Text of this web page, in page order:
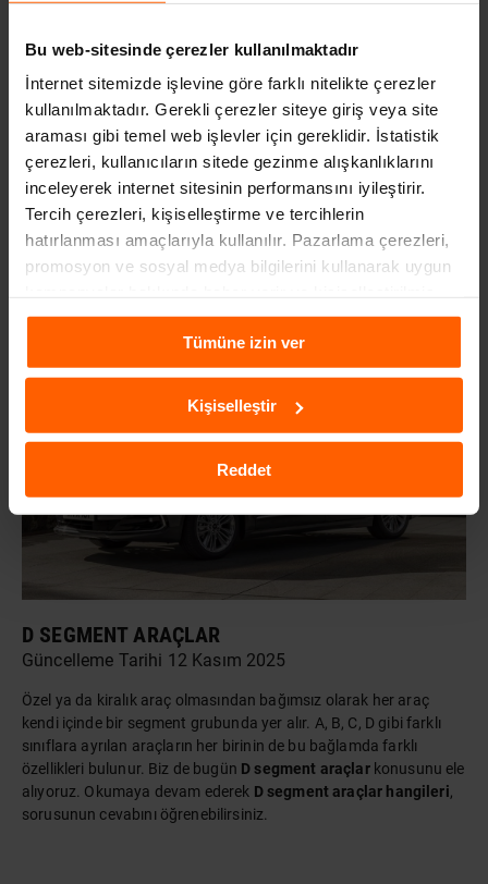
Bu web-sitesinde çerezler kullanılmaktadır
İnternet sitemizde işlevine göre farklı nitelikte çerezler
kullanılmaktadır. Gerekli çerezler siteye giriş veya site
araması gibi temel web işlevler için gereklidir. İstatistik
çerezleri, kullanıcıların sitede gezinme alışkanlıklarını
inceleyerek internet sitesinin performansını iyileştirir.
Tercih çerezleri, kişiselleştirme ve tercihlerin
hatırlanması amaçlarıyla kullanılır. Pazarlama çerezleri,
promosyon ve sosyal medya bilgilerini kullanarak uygun
içeriklerin sunulmasına yardımcı olur. Daha fazla
Çerezlere İlişkin Aydınlatma Metni
ulaşabilirsiniz.
Tümüne izin ver
Kişiselleştir
Reddet
Özellikle de kaza olduğunda kişiler ne yapacaklarını
durumlarda sıklıkla sorulan sorular arasında yer alır. Bu
yazımızda kiralık araçla kaza yapılması durumunda nelerle
karşılaşabileceğiniz ve ne yapılması gerektiğine değiniyoruz.
Gelin konunun detaylarına birlikte bakalım.
Devamı
D SEGMENT ARAÇLAR
Güncelleme Tarihi 12 Kasım 2025
Özel ya da kiralık araç olmasından bağımsız olarak her araç
kendi içinde bir segment grubunda yer alır. A, B, C, D gibi farklı
sınıflara ayrılan araçların her birinin de bu bağlamda farklı
özellikleri bulunur. Biz de bugün D segment araçlarkonusunu ele
alıyoruz. Okumaya devam ederek D segment araçlar hangileri,
sorusunun cevabını öğrenebilirsiniz.